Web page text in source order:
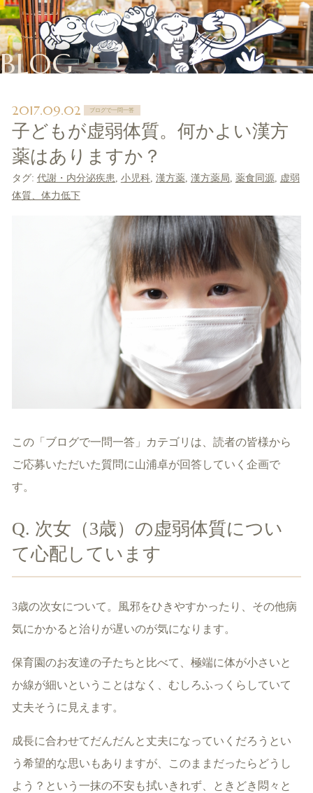
BLOG
2017.09.02 ブログで一問一答
子どもが虚弱体質。何かよい漢方
薬はありますか？
タグ: 代謝・内分泌疾患, 小児科, 漢方薬, 漢方薬局, 薬食同源, 虚弱
体質、体力低下
この「ブログで一問一答」カテゴリは、読者の皆様から
ご応募いただいた質問に山浦卓が回答していく企画で
す。
Q. 次女（3歳）の虚弱体質につい
て心配しています
3歳の次女について。風邪をひきやすかったり、その他病
気にかかると治りが遅いのが気になります。
保育園のお友達の子たちと比べて、極端に体が小さいと
か線が細いということはなく、むしろふっくらしていて
丈夫そうに見えます。
成長に合わせてだんだんと丈夫になっていくだろうとい
う希望的な思いもありますが、このままだったらどうし
よう？という一抹の不安も拭いきれず、ときどき悶々と